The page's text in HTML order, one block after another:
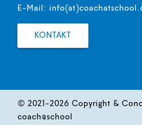
E-Mail:
KONTAKT
© 2021-2026 Copyright &
coach@school